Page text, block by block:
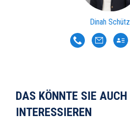
Dinah Schütz
DAS KÖNNTE SIE AUCH
INTERESSIEREN